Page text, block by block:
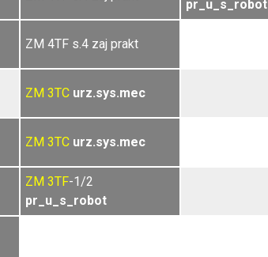
pr_u_s_robot
ZM 4TF s.4 zaj prakt
ZM 3TC urz.sys.mec
ZM 3TC urz.sys.mec
ZM 3TF-1/2
pr_u_s_robot